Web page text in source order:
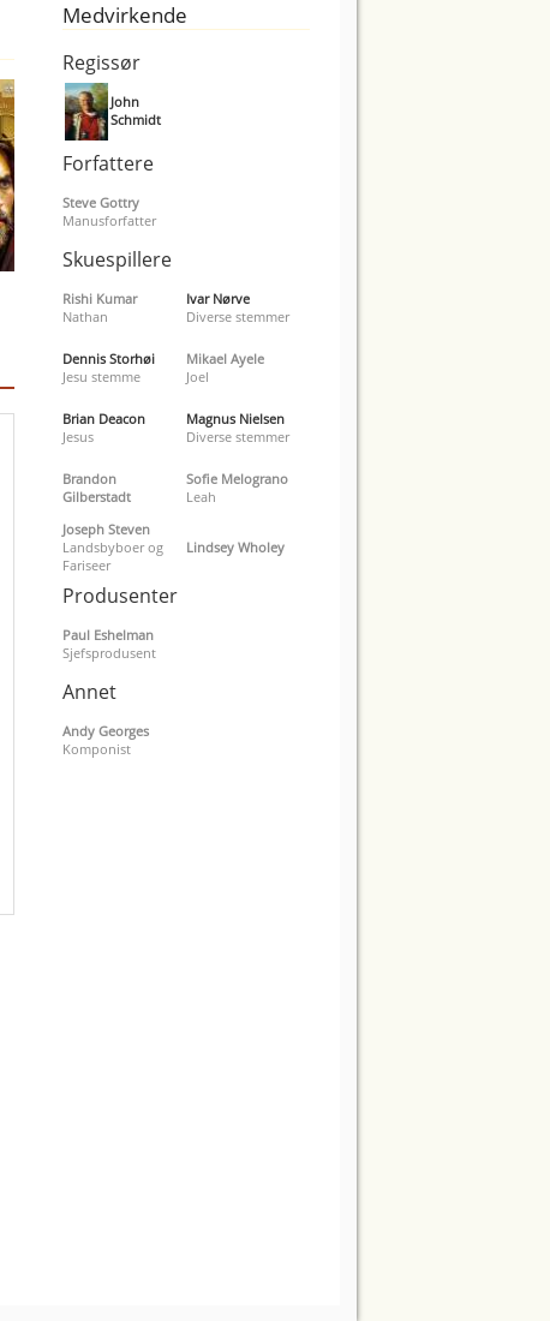
Medvirkende
Regissør
John
Schmidt
Forfattere
Steve Gottry
Manusforfatter
Skuespillere
Rishi Kumar
Nathan
Ivar Nørve
Diverse stemmer
Dennis Storhøi
Jesu stemme
Mikael Ayele
Joel
Brian Deacon
Jesus
Magnus Nielsen
Diverse stemmer
Brandon
Gilberstadt
Sofie Melograno
Leah
Joseph Steven
Landsbyboer og
Fariseer
Lindsey Wholey
Produsenter
Paul Eshelman
Sjefsprodusent
Annet
Andy Georges
Komponist